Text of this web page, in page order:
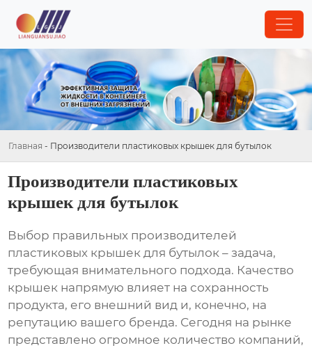
Главная - Производители пластиковых крышек для бутылок
Производители пластиковых
крышек для бутылок
Выбор правильных производителей
пластиковых крышек для бутылок – задача,
требующая внимательного подхода. Качество
крышек напрямую влияет на сохранность
продукта, его внешний вид и, конечно, на
репутацию вашего бренда. Сегодня на рынке
представлено огромное количество компаний,